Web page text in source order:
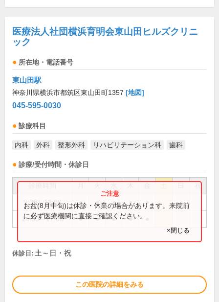
医療法人社団横浜育明会東山田ヒルズクリニ
ック
所在地・電話番号
東山田駅
神奈川県横浜市都筑区東山田町1357 [地図]
045-595-0030
診療科目
内科 外科 整形外科 リハビリテーション科 歯科
診療/受付時間・休診日
祝
9:00～12:00 ● ● ● ● ●
14:00～17:00 ● ● ● ●
お盆(8月中旬)は休診・休業の場合があります。来院前
に必ず医療機関に直接ご確認ください。
×閉じる
休診日: 土～日・祝
この医院の詳細をみる